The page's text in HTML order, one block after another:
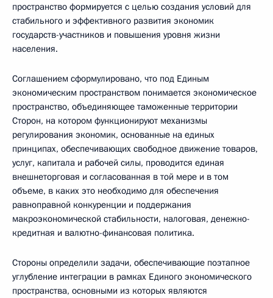
пространство формируется с целью создания условий для
стабильного и эффективного развития экономик
государств-участников и повышения уровня жизни
населения.
Соглашением сформулировано, что под Единым
экономическим пространством понимается экономическое
пространство, объединяющее таможенные территории
Сторон, на котором функционируют механизмы
регулирования экономик, основанные на единых
принципах, обеспечивающих свободное движение товаров,
услуг, капитала и рабочей силы, проводится единая
внешнеторговая и согласованная в той мере и в том
объеме, в каких это необходимо для обеспечения
равноправной конкуренции и поддержания
макроэкономической стабильности, налоговая, денежно-
кредитная и валютно-финансовая политика.
Стороны определили задачи, обеспечивающие поэтапное
углубление интеграции в рамках Единого экономического
пространства, основными из которых являются